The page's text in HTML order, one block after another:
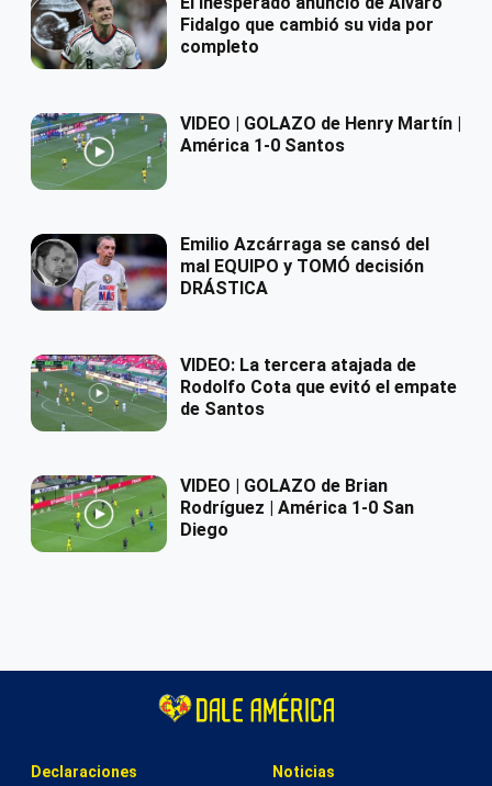
Fidalgo que cambió su vida por
completo
VIDEO | GOLAZO de Henry Martín |
América 1-0 Santos
Emilio Azcárraga se cansó del
mal EQUIPO y TOMÓ decisión
DRÁSTICA
VIDEO: La tercera atajada de
Rodolfo Cota que evitó el empate
de Santos
VIDEO | GOLAZO de Brian
Rodríguez | América 1-0 San
Diego
Declaraciones Noticias